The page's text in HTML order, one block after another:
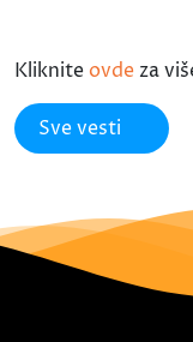
Kliknite ovde za
Sve vesti